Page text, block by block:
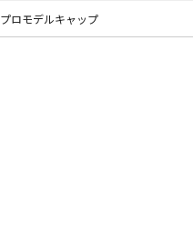
プロモデルキャップ